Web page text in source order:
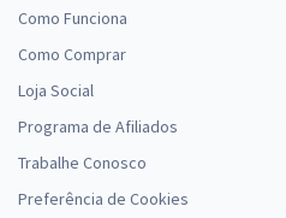
Como Funciona
Como Comprar
Loja Social
Programa de Afiliados
Trabalhe Conosco
Preferência de Cookies